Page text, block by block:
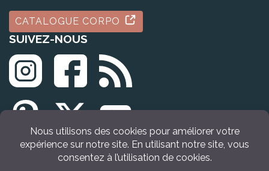
CATALOGUE CORPO
SUIVEZ-NOUS